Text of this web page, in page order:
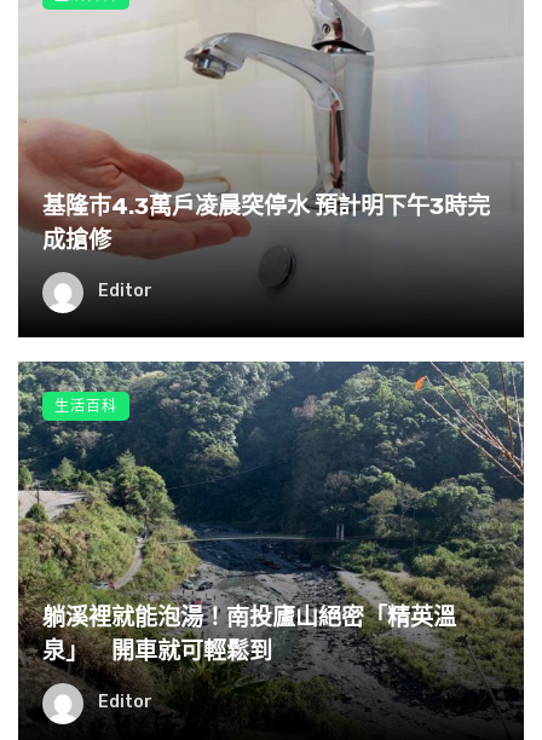
▼Dynzell還說，手術的過程很痛苦，但他認為自己的恢復
能力比一般人快，而且每天都會在健身房進行3至8小時的訓
練。現在他擁有了夢寐以求的身高，異性緣也變好了，每天
都會收到很多女網友的主動私訊。他表示：「這感覺很奇
怪，這些女生完全不認識我，就好像她們突然知道我哪裡不
同了，但我明明沒見過她們。」
基隆巿4.3萬戶凌晨突停水 預計明下午3時完
成搶修
Editor
躺溪裡就能泡湯！南投廬山絕密「精英溫
泉」 開車就可輕鬆到
Editor
生活百科